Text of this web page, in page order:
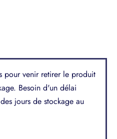
pour venir retirer le produit
Besoin d'un délai
jours de stockage au